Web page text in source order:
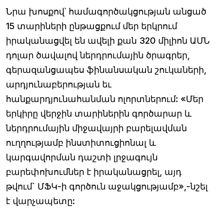
Նրա խոսքով՝ համագործակցության անցած
15 տարիների ընթացքում մեր երկրում
իրականացվել են ավելի քան 320 միլիոն ԱՄՆ
դոլար ծավալով ներդրումային ծրագրեր,
գերազանցապես ֆինանսական շուկաների,
արդյունաբերության եւ
հանքարդյունահանման ոլորտներում: «Մեր
երկիրը վերջին տարիներին գործարար և
ներդրումային միջավայրի բարելավման
ուղղությամբ ինստիտուցիոնալ և
կարգավորման դաշտի լրջագույն
բարեփոխումներ է իրականացրել, այդ
թվում` ՄՖԿ-ի գործուն աջակցությամբ»,-նշել
է վարչապետը: